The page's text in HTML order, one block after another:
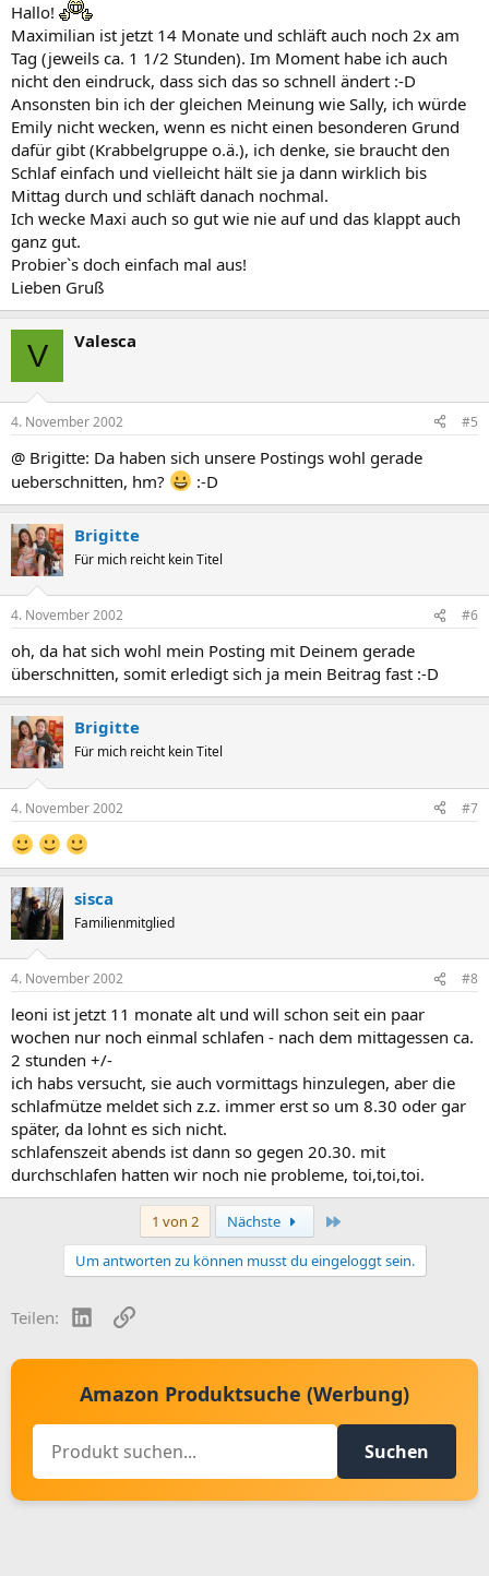
Hallo!
Maximilian ist jetzt 14 Monate und schläft auch noch 2x am
Tag (jeweils ca. 1 1/2 Stunden). Im Moment habe ich auch
nicht den eindruck, dass sich das so schnell ändert :-D
Ansonsten bin ich der gleichen Meinung wie Sally, ich würde
Emily nicht wecken, wenn es nicht einen besonderen Grund
dafür gibt (Krabbelgruppe o.ä.), ich denke, sie braucht den
Schlaf einfach und vielleicht hält sie ja dann wirklich bis
Mittag durch und schläft danach nochmal.
Ich wecke Maxi auch so gut wie nie auf und das klappt auch
ganz gut.
Probier`s doch einfach mal aus!
Lieben Gruß
V Valesca
4. November 2002 #5
@ Brigitte: Da haben sich unsere Postings wohl gerade
ueberschnitten, hm?
:-D
Brigitte
Für mich reicht kein Titel
4. November 2002 #6
oh, da hat sich wohl mein Posting mit Deinem gerade
überschnitten, somit erledigt sich ja mein Beitrag fast :-D
Brigitte
Für mich reicht kein Titel
4. November 2002 #7
sisca
Familienmitglied
4. November 2002 #8
leoni ist jetzt 11 monate alt und will schon seit ein paar
wochen nur noch einmal schlafen - nach dem mittagessen ca.
2 stunden +/-
ich habs versucht, sie auch vormittags hinzulegen, aber die
schlafmütze meldet sich z.z. immer erst so um 8.30 oder gar
später, da lohnt es sich nicht.
schlafenszeit abends ist dann so gegen 20.30. mit
durchschlafen hatten wir noch nie probleme, toi,toi,toi.
1 von 2 Nächste
Um antworten zu können musst du eingeloggt sein.
Teilen: LinkedInLink
Amazon Produktsuche (Werbung)
Suchen